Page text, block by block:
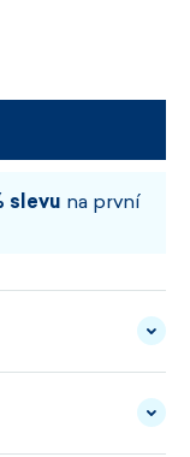
slevu na první
vidět.